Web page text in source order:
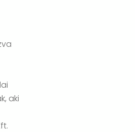
aki